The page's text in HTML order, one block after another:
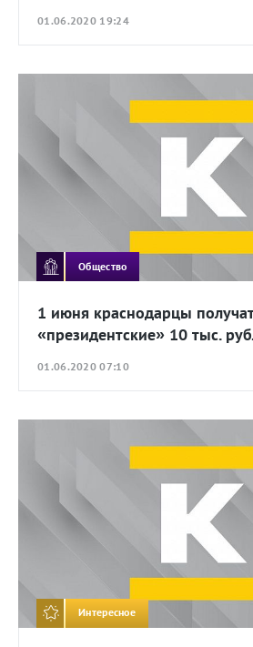
01.06.2020 19:24
Общество
1 июня краснодарцы
«президентские» 10 тыс.
01.06.2020 07:10
Интересное